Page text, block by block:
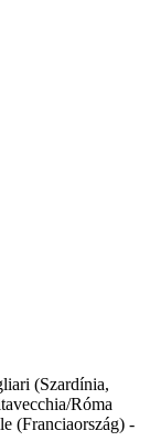
(Szardínia,
Róma
(Franciaország) -